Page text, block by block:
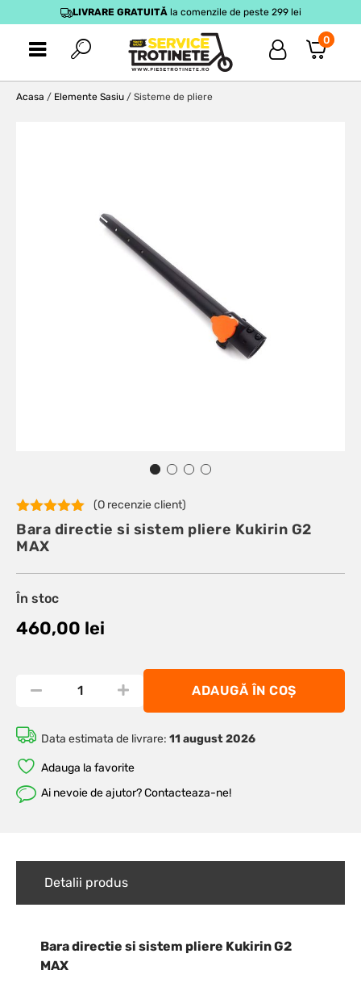
LIVRARE GRATUITĂla comenzile de peste 299 lei
0
Acasa / Elemente Sasiu / Sisteme de pliere
Evaluat la
5.00 din 5
pe baza
singure
evaluări
(O recenzie client)
Bara directie si sistem pliere Kukirin G2
MAX
În stoc
460,00 lei
ADAUGĂ ÎN COȘ
Data estimata de livrare: 11 august 2026
Adauga la favorite
Ai nevoie de ajutor? Contacteaza-ne!
Detalii produs
Bara directie si sistem pliere Kukirin G2
MAX